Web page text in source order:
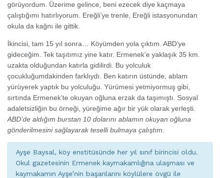
görüyordum. Üzerime gelince, beni ezecek diye kaçmaya
çalıştığımı hatırlıyorum. Ereğli’ye trenle, Ereğli istasyonundan
okula da kağnı ile gittik.
İkincisi, tam 15 yıl sonra… Köyümden yola çıktım. ABD’ye
gideceğim. Tek taşıtımız yine katır. Ermenek’e yaklaşık 35 km.
uzakta olduğundan katırla gidilirdi. Bu yolculuk
çocukluğumdakinden farklıydı. Ben katırın üstünde, ablam
yürüyerek yaptık bu yolculuğu. Yürümesi yetmiyormuş gibi,
sırtında Ermenek’te okuyan oğluna erzak da taşımıştı. Sosyal
adaletsizliğin bu örneği, yüreğime ağır bir yük olarak yerleşti.
ABD’de aldığım burstan 10 dolarını ablamın okuyan oğluna
gönderilmesini sağlayarak teselli bulmaya çalıştım.
Ayşe Baysal, köy enstitüsünde her yıl sınıf birincisi oldu.
Okul gazetesinin Ermenek kaymakamlığına ulaşması ve
kaymakamın Ayşe’nin başarılarını köylülere övgü ile